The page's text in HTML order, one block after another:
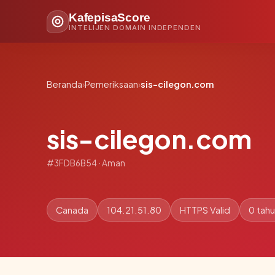
KafepisaScore
INTELIJEN DOMAIN INDEPENDEN
Beranda›Pemeriksaan›sis-cilegon.com
sis-cilegon.com
#3FDB6B54 · Aman
Canada 104.21.51.80 HTTPS Valid 0